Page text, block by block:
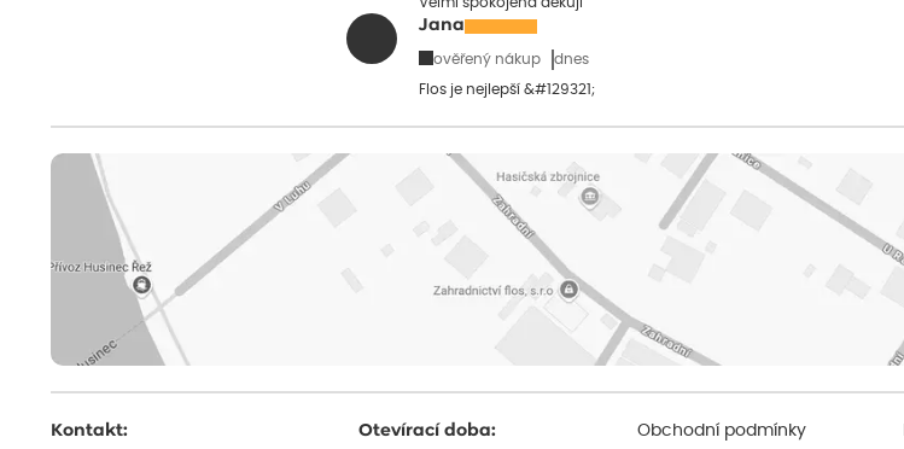
Jana
ověřený nákup dnes
Flos je nejlepší &#129321;
Kontakt: Otevírací doba: Obchodní podmínky